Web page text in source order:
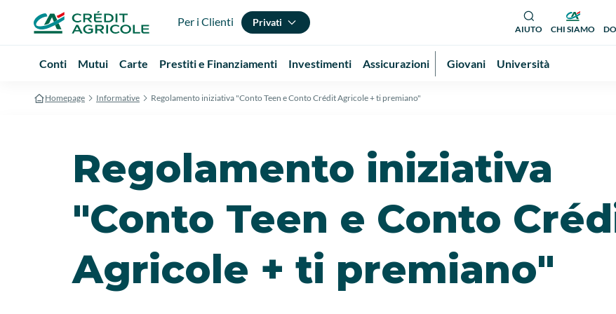
Per i Clienti Privati
AIUTO CHI SIAMO
Conti Mutui Carte Prestiti e Finanziamenti Investimenti Assicurazioni Giovani Università
Homepage Informative Regolamento iniziativa "Conto Teen e Conto Crédit Agricole + ti premiano"
Regolamento iniziativa
"Conto Teen e Conto
Agricole + ti premiano"